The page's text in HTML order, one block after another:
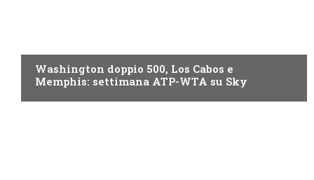
Washington doppio 500, Los Cabos e
Memphis: settimana ATP-WTA su Sky